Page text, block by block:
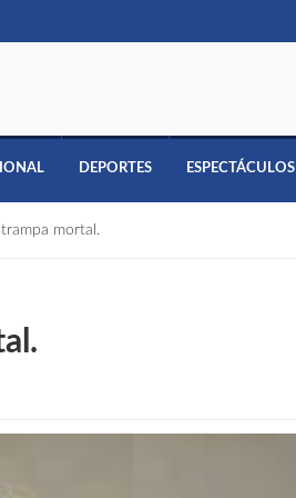
DEPORTES ESPECTÁCULOS
mortal.